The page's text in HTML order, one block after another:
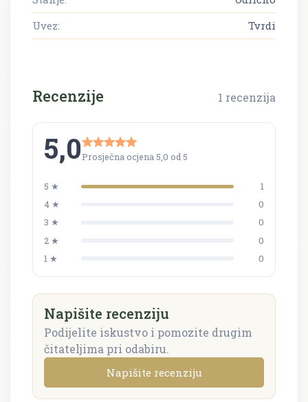
Uvez:
Tvrdi
Recenzije 1 recenzija
5,0Prosječna ocjena 5,0 od 5
5 ★
1
4 ★
0
3 ★
0
2 ★
0
1 ★
0
Napišite recenziju
Podijelite iskustvo i pomozite drugim
čitateljima pri odabiru.
Napišite recenziju